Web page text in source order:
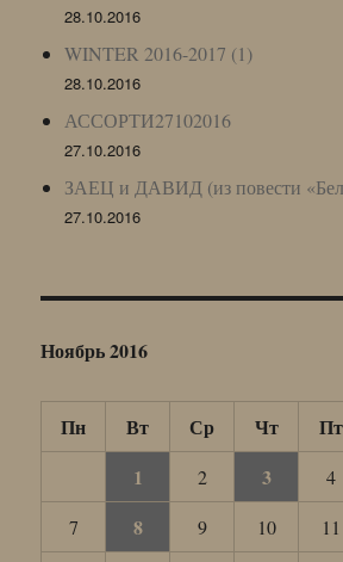
28.10.2016
WINTER 2016-2017 (1)
28.10.2016
АССОРТИ27102016
27.10.2016
ЗАЕЦ и ДАВИД (из повести
27.10.2016
Ноябрь 2016
Пн Вт Ср Чт Пт
1
2 3 4
7 8 9 10 11